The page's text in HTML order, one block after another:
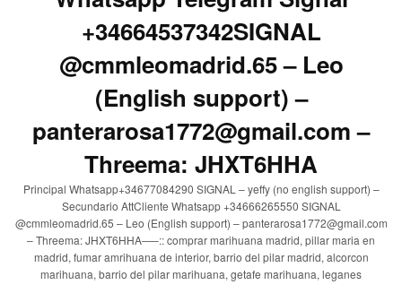
+34664537342SIGNAL
@cmmleomadrid.65 – Leo
(English support) –
panterarosa1772@gmail.com –
Threema: JHXT6HHA
Principal Whatsapp+34677084290 SIGNAL – yeffy (no english support) –
Secundario AttCliente Whatsapp +34666265550 SIGNAL
@cmmleomadrid.65 – Leo (English support) – panterarosa1772@gmail.com
– Threema: JHXT6HHA—–:: comprar marihuana madrid, pillar maria en
madrid, fumar amrihuana de interior, barrio del pilar madrid, alcorcon
marihuana, barrio del pilar marihuana, getafe marihuana, leganes